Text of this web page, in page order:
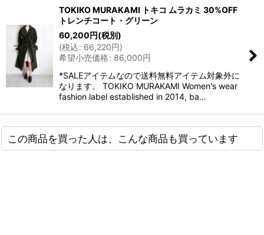
TOKIKO MURAKAMI トキコ ムラカミ 30%OFF
トレンチコート・グリーン
60,200円(税別)
(税込: 66,220円)
希望小売価格: 86,000円
*SALEアイテムなので送料無料アイテム対象外に
なります。 TOKIKO MURAKAMI Women's wear
fashion label established in 2014, ba…
この商品を買った人は、こんな商品も買っています